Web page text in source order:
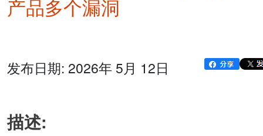
产品多个漏洞
发布日期: 2026年 5月 12日
描述: